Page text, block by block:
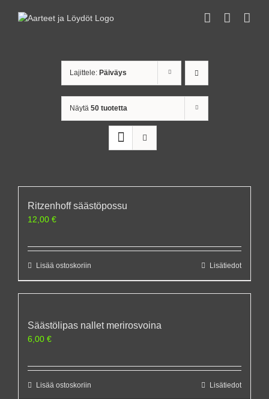
Lajittele: Päiväys
Näytä 50 tuotetta
Ritzenhoff säästöpossu
12,00 €
Lisää ostoskoriin Lisätiedot
Säästölipas nallet merirosvoina
6,00 €
Lisää ostoskoriin Lisätiedot